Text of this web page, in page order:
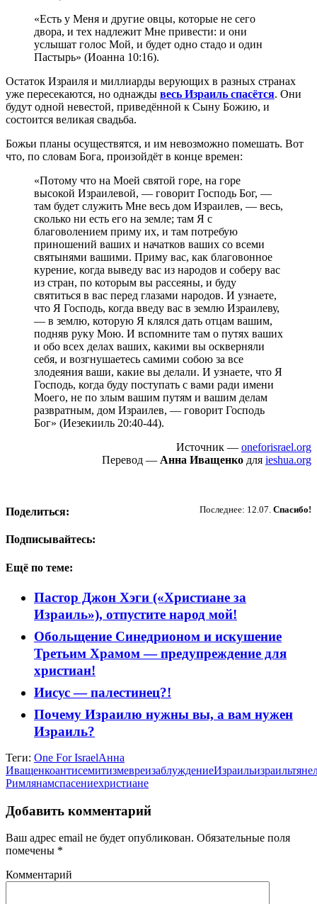
«Есть у Меня и другие овцы, которые не сего
двора, и тех надлежит Мне привести: и они
услышат голос Мой, и будет одно стадо и один
Пастырь» (Иоанна 10:16).
Остаток Израиля и миллиарды верующих в разных странах
уже пересекаются, но однажды весь Израиль спасётся. Они
будут одной невестой, приведённой к Сыну Божию, и
состоится великая свадьба.
Божьи планы осуществятся, и им невозможно помешать. Вот
что, по словам Бога, произойдёт в конце времен:
«Потому что на Моей святой горе, на горе
высокой Израилевой, — говорит Господь Бог, —
там будет служить Мне весь дом Израилев, — весь,
сколько ни есть его на земле; там Я с
благоволением приму их, и там потребую
приношений ваших и начатков ваших со всеми
святынями вашими. Приму вас, как благовонное
курение, когда выведу вас из народов и соберу вас
из стран, по которым вы рассеяны, и буду
святиться в вас перед глазами народов. И узнаете,
что Я Господь, когда введу вас в землю Израилеву,
— в землю, которую Я клялся дать отцам вашим,
подняв руку Мою. И вспомните там о путях ваших
и обо всех делах ваших, какими вы оскверняли
себя, и возгнушаетесь самими собою за все
злодеяния ваши, какие вы делали. И узнаете, что Я
Господь, когда буду поступать с вами ради имени
Моего, не по злым вашим путям и вашим делам
развратным, дом Израилев, — говорит Господь
Бог» (Иезекииль 20:40-44).
Источник — oneforisrael.org
Перевод — Анна Иващенко для ieshua.org
Последнее: 12.07. Спасибо!
Поделиться:
Подписывайтесь:
Ещё по теме:
Пастор Джон Хэги («Христиане за
Израиль»), отпустите народ мой!
Обольщение Синедрионом и искушение
Третьим Храмом — предупреждение для
христиан!
Иисус — палестинец?!
Почему Израилю нужны вы, а вам нужен
Израиль?
Теги: One For IsraelАнна
ИващенкоантисемитизмевреизаблуждениеИзраильизраильтяне
Римлянамспасениехристиане
Добавить комментарий
Ваш адрес email не будет опубликован. Обязательные поля
помечены *
Комментарий